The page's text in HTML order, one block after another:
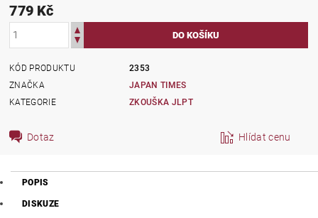
779 Kč
KÓD PRODUKTU
2353
ZNAČKA
JAPAN TIMES
KATEGORIE
ZKOUŠKA JLPT
Dotaz Hlídat cenu
POPIS
DISKUZE